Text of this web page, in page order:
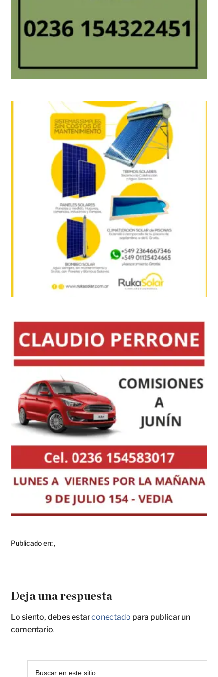
Publicado en:,
Deja una respuesta
Lo siento, debes estarconectado para publicar un
comentario.